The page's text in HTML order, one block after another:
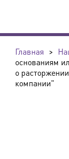
Главная >
основаниям
о
компании"